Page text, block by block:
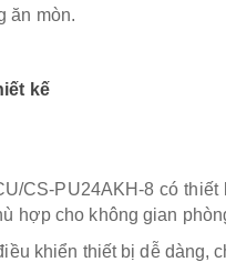
ăn mòn.
kế
CS-PU24AKH-8 có
hợp cho không gian
khiển thiết bị dễ dàng,